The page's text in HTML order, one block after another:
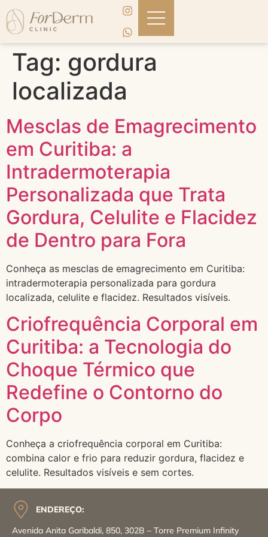
Tag: gordura
localizada
Mesclas de Emagrecimento
em Curitiba: a
Intradermoterapia
Personalizada que Trata
Gordura, Celulite e Flacidez
de Dentro para Fora
Conheça as mesclas de emagrecimento em Curitiba:
intradermoterapia personalizada para gordura
localizada, celulite e flacidez. Resultados visíveis.
Criofrequência Corporal em
Curitiba: a Tecnologia do
Choque Térmico que
Redefine o Contorno do
Corpo
Conheça a criofrequência corporal em Curitiba:
combina calor e frio para reduzir gordura, flacidez e
celulite. Resultados visíveis e sem cortes.
ENDEREÇO:
Avenida Anita Garibaldi, 850, 302B – Torre Premium Infinity